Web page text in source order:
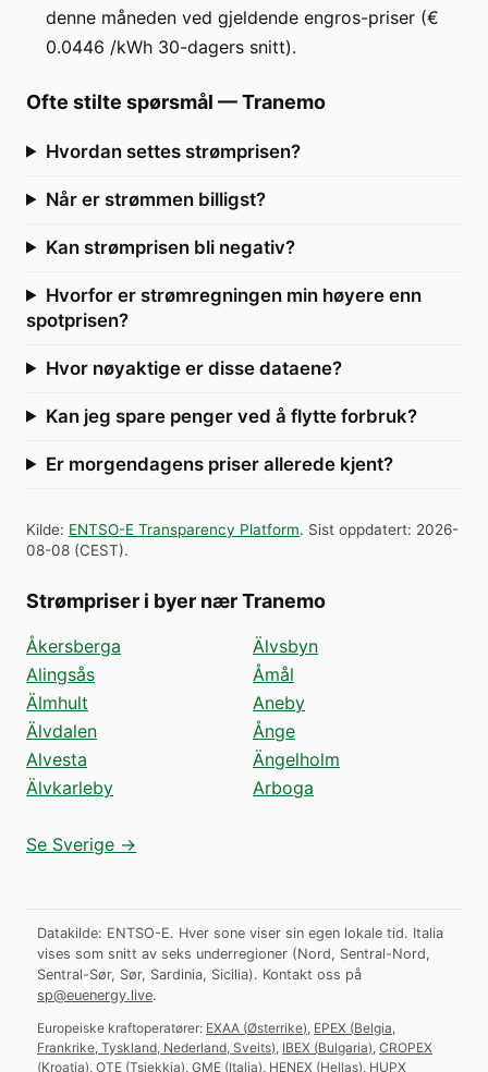
denne måneden ved gjeldende engros-priser (€
0.0446 /kWh 30-dagers snitt).
Ofte stilte spørsmål —Tranemo
Hvordan settes strømprisen?
Når er strømmen billigst?
Kan strømprisen bli negativ?
Hvorfor er strømregningen min høyere enn
spotprisen?
Hvor nøyaktige er disse dataene?
Kan jeg spare penger ved å flytte forbruk?
Er morgendagens priser allerede kjent?
Kilde: ENTSO-E Transparency Platform. Sist oppdatert: 2026-
08-08 (CEST).
Strømpriser i byer nær Tranemo
Åkersberga
Alingsås
Älmhult
Älvdalen
Alvesta
Älvkarleby
Älvsbyn
Åmål
Aneby
Ånge
Ängelholm
Arboga
Se Sverige →
Datakilde: ENTSO-E. Hver sone viser sin egen lokale tid. Italia
vises som snitt av seks underregioner (Nord, Sentral-Nord,
Sentral-Sør, Sør, Sardinia, Sicilia). Kontakt oss på
sp@euenergy.live.
Europeiske kraftoperatører: EXAA (Østerrike) EPEX (Belgia,
Frankrike, Tyskland, Nederland, Sveits) IBEX (Bulgaria) CROPEX
(Kroatia) OTE (Tsjekkia) GME (Italia) HENEX (Hellas) HUPX